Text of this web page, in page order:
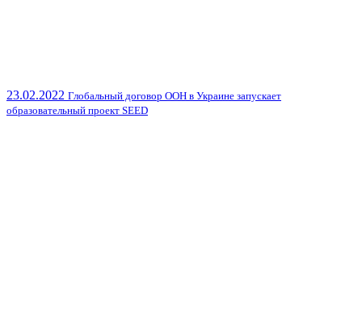
23.02.2022 Глобальный договор ООН в Украине запускает
образовательный проект SEED